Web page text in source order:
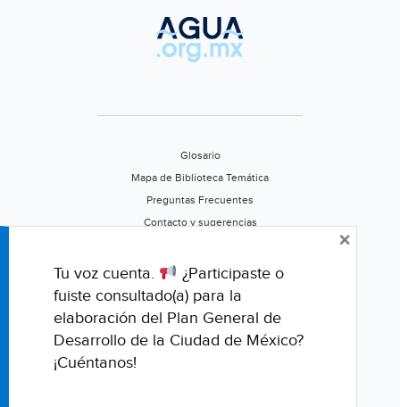
(65
más)
Glosario
Mapa de Biblioteca Temática
Preguntas Frecuentes
Contacto y sugerencias
Califica este portal
Tu voz cuenta.
¿Participaste o
fuiste consultado(a) para la
elaboración del Plan General de
Desarrollo de la Ciudad de México?
¡Cuéntanos!
×